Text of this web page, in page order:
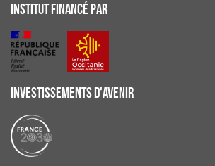
INSTITUT FINANCÉ PAR
INVESTISSEMENTS D'AVENIR